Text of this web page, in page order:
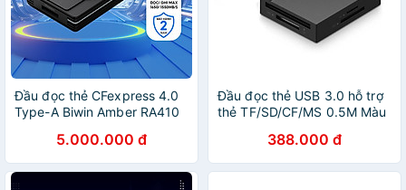
Đầu đọc thẻ CFexpress 4.0
Type-A Biwin Amber RA410
5.000.000 đ
Đầu đọc thẻ USB 3.0 hỗ trợ
thẻ TF/SD/CF/MS 0.5M Màu
Hàng chính hãng
388.000 đ